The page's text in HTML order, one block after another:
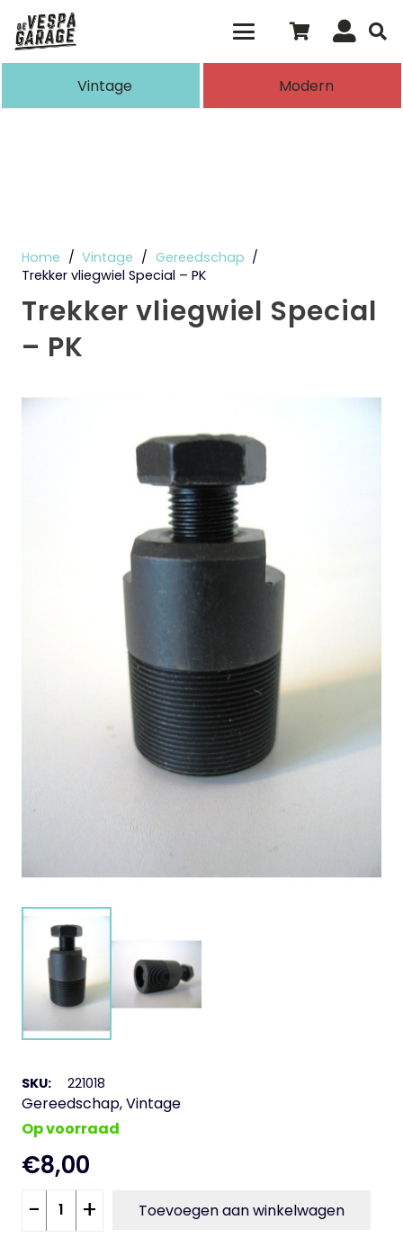
de resultaten voor automatisch
Vintage Modern
Home / Vintage / Gereedschap /
Trekker vliegwiel Special – PK
Trekker vliegwiel Special
– PK
SKU: 221018
Gereedschap,Vintage
Op voorraad
€8,00
Trekker
vliegwiel
- + Toevoegen aan winkelwagen